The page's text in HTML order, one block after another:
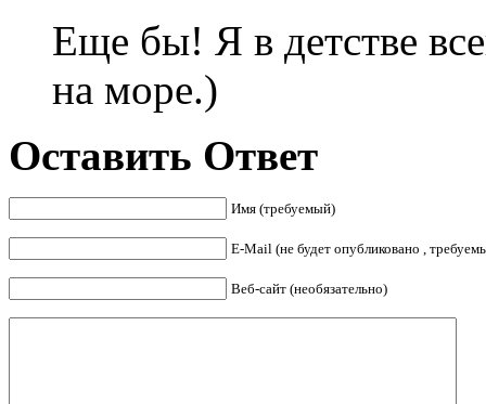
Еще бы! Я в детстве
на море.)
Оставить Ответ
Имя (требуемый)
E-Mail (не будет опубликовано ,
Веб-сайт (необязательно)